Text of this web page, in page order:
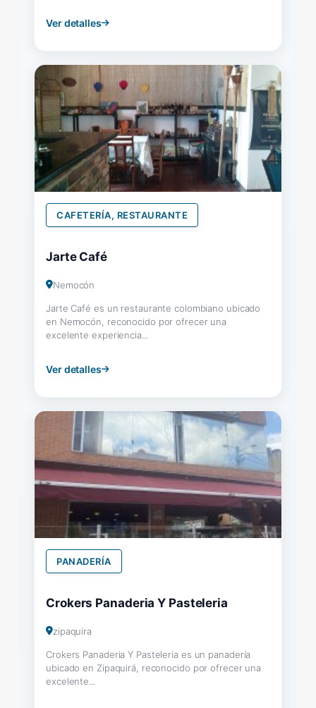
Ver detalles
CAFETERÍA, RESTAURANTE
Jarte Café
Nemocón
Jarte Café es un restaurante colombiano ubicado
en Nemocón, reconocido por ofrecer una
excelente experiencia...
Ver detalles
PANADERÍA
Crokers Panaderia Y Pasteleria
zipaquira
Crokers Panaderia Y Pasteleria es un panadería
ubicado en Zipaquirá, reconocido por ofrecer una
excelente...